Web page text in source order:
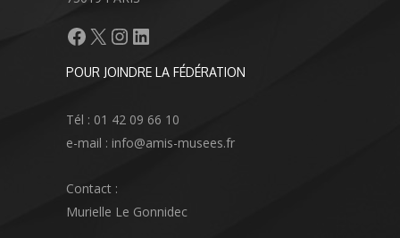
Facebook
X Instagram
LinkedIn
POUR JOINDRE LA FÉDÉRATION
Tél : 01 42 09 66 10
e-mail : info@amis-musees.fr
Contact :
Murielle Le Gonnidec